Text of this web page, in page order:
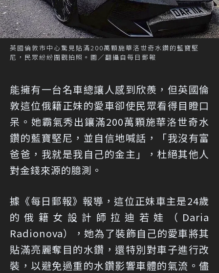
英國倫敦市中心驚見貼滿200萬顆施華洛世奇水鑽的藍寶堅
尼，民眾紛紛圍觀拍照。圖／翻攝自每日郵報
能擁有一台名車總讓人感到欣羨，但英國倫
敦這位俄籍正妹的愛車卻使民眾看得目瞪口
呆。她霸氣秀出鑲滿200萬顆施華洛世奇水
鑽的藍寶堅尼，並自信地喊話，「我沒有富
爸爸，我就是我自己的金主」，杜絕其他人
對金錢來源的臆測。
據《每日郵報》報導，這位正妹車主是24歲
的俄籍女設計師拉迪若娃（Daria
Radionova），她為了裝飾自己的愛車將其
貼滿亮麗奪目的水鑽，還特別對車子進行改
裝，以避免過重的水鑽影響車體的氣流。儘